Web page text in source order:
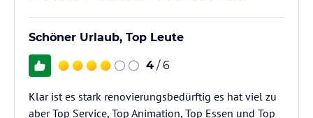
Mangel an Organisation. Kein Besteck und Teller -…
Schöner Urlaub, Top Leute
4 / 6
Klar ist es stark renovierungsbedürftig es hat viel zu
aber Top Service, Top Animation, Top Essen und Top